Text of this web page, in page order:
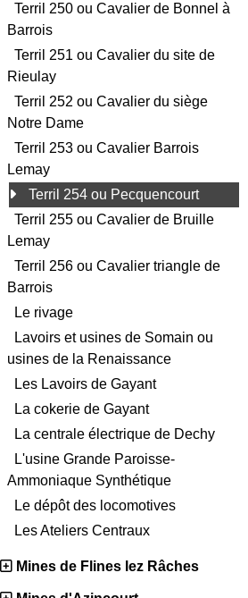
Terril 250 ou Cavalier de Bonnel à
Barrois
Terril 251 ou Cavalier du site de
Rieulay
Terril 252 ou Cavalier du siège
Notre Dame
Terril 253 ou Cavalier Barrois
Lemay
Terril 254 ou Pecquencourt
Terril 255 ou Cavalier de Bruille
Lemay
Terril 256 ou Cavalier triangle de
Barrois
Le rivage
Lavoirs et usines de Somain ou
usines de la Renaissance
Les Lavoirs de Gayant
La cokerie de Gayant
La centrale électrique de Dechy
L'usine Grande Paroisse-
Ammoniaque Synthétique
Le dépôt des locomotives
Les Ateliers Centraux
Mines de Flines lez Râches